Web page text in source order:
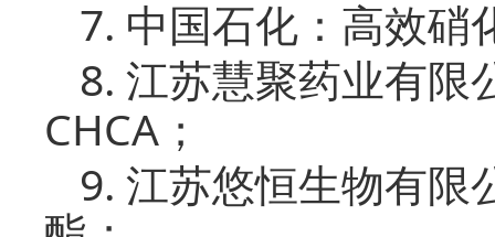
7. 中国石化：高效硝
8. 江苏慧聚药业有限
CHCA ；
9. 江苏悠恒生物有限